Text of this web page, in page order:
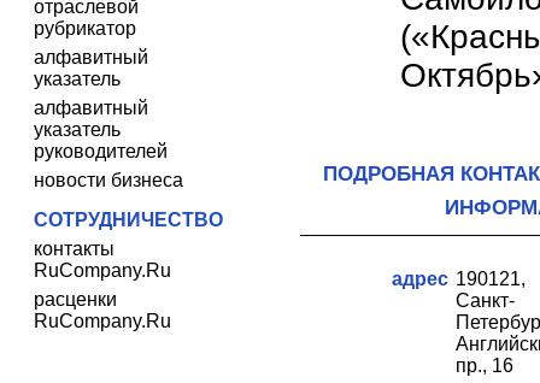
отраслевой
рубрикатор
алфавитный
указатель
алфавитный
указатель
руководителей
новости бизнеса
СОТРУДНИЧЕСТВО
контакты
RuCompany.Ru
расценки
RuCompany.Ru
ПОДРОБНАЯ
адрес 190121,
Санкт-
пр., 16